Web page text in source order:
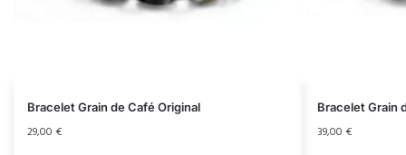
Bracelet Grain de Café Original
29,00 €
Bracelet Grain
39,00 €